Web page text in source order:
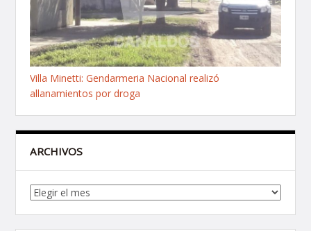
Villa Minetti: Gendarmeria Nacional realizó
allanamientos por droga
ARCHIVOS
Archivos